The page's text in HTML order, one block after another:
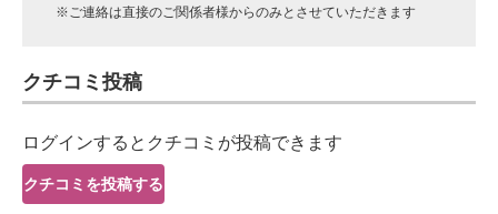
経営リーダーのコミュニティ
ITエンジニア向け専門サイト
企業向けIT製品の総合サイト
IT製品の技術・比較・事例
※ご連絡は直接のご関係者様からのみとさせていただきます
クチコミ投稿
ログインするとクチコミが投稿できます
クチコミを投稿する